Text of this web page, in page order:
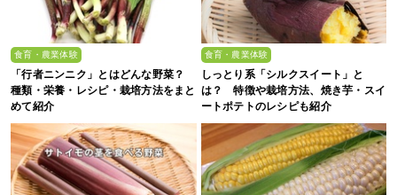
食育・農業体験
「行者ニンニク」とはどんな野菜？
種類・栄養・レシピ・栽培方法をまと
めて紹介
食育・農業体験
しっとり系「シルクスイート」と
は？ 特徴や栽培方法、焼き芋・スイ
ートポテトのレシピも紹介